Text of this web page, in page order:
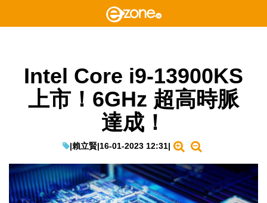
Intel Core i9-13900KS
上市！6GHz 超高時脈
達成！
|賴立賢|16-01-2023 12:31|